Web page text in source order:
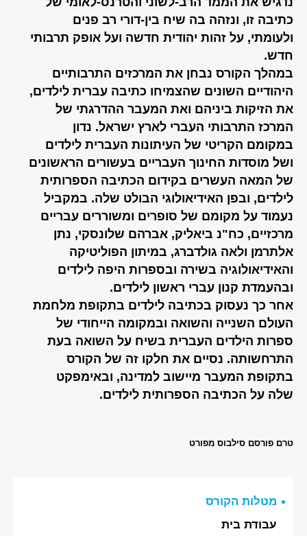
כתיבה זו, ונזהה בה שיח בין-דורי רב פנים
ולעומתי, על זהות יהודית חדשה ועל אופק תרבותי
חדש.
במהלך הקורס נבחן את המרכזים התרבותיים
היהודיים השונים שהצמיחו כתיבה עברית לילדים,
את הזיקות ביניהם ואת המעבר ההדרגתי של
המרכז התרבותי העברי לארץ ישראל. נדון
במקומם הקריטי של העיתונות העברית לילדים
ושל מוסדות החינוך העבריים בעשורים הראשונים
של המאה העשרים בקידום הכתיבה הספרותית
לילדים, ובפן האידיאולוגי הבולט שלה. במקביל
נעמוד על מקומם של סופרים ומשוררים עבריים
מרכזיים, כח"נ ביאליק, אברהם שלונסקי, נתן
אלתרמן ולאה גולדברג, במיתון הפוליטיקה
והאידיאולוגיה בשירה ובספרות היפה לילדים
ובהעמדת קנון עברי ראשון לילדים.
אחר כך נעסוק בכתיבה לילדים בתקופת מלחמת
העולם השנייה והשואה ובמקומה הייחודי של
ספרות הילדים העברית בשיח על השואה בעת
התרחשותה. נסיים את חלקו זה של הקורס
בתקופת המעבר מיישוב למדינה, ובאימפקט
שלה על הכתיבה הספרותית לילדים.
טרם פורסם סילבוס מפורט
מטלות הקורס
עבודת בית